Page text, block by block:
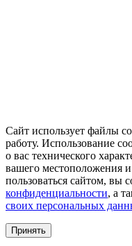
Сайт использует файлы
работу. Использование
о вас технического
вашего местоположения
пользоваться сайтом, вы
конфиденциальности, а
своих персональных
Принять